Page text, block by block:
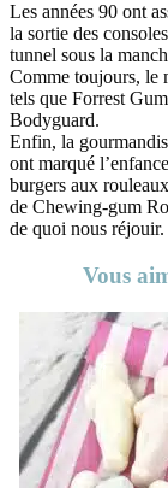
Les années 90 ont
la sortie des
tunnel sous la
Comme toujours, le
tels que Forrest
Bodyguard.
Enfin, la
ont marqué
burgers aux
de Chewing-gum
de quoi nous réjouir.
Vous